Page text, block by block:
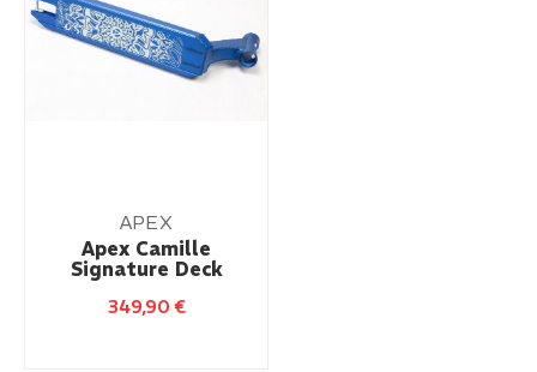
APEX
Apex Camille
Signature Deck
349,90€